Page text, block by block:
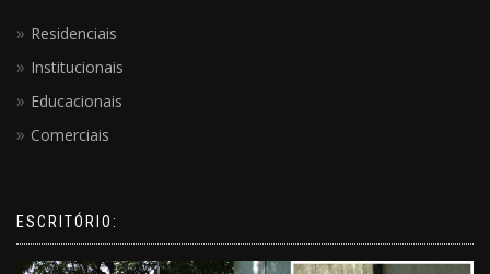
Residenciais
Institucionais
Educacionais
Comerciais
ESCRITÓRIO: